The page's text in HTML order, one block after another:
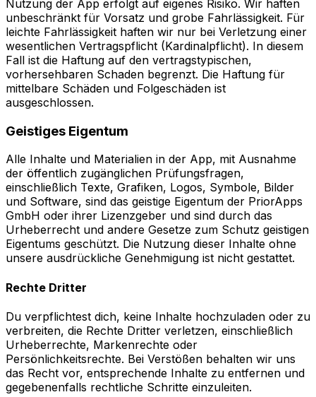
Nutzung der App erfolgt auf eigenes Risiko. Wir haften
unbeschränkt für Vorsatz und grobe Fahrlässigkeit. Für
leichte Fahrlässigkeit haften wir nur bei Verletzung einer
wesentlichen Vertragspflicht (Kardinalpflicht). In diesem
Fall ist die Haftung auf den vertragstypischen,
vorhersehbaren Schaden begrenzt. Die Haftung für
mittelbare Schäden und Folgeschäden ist
ausgeschlossen.
Geistiges Eigentum
Alle Inhalte und Materialien in der App, mit Ausnahme
der öffentlich zugänglichen Prüfungsfragen,
einschließlich Texte, Grafiken, Logos, Symbole, Bilder
und Software, sind das geistige Eigentum der PriorApps
GmbH oder ihrer Lizenzgeber und sind durch das
Urheberrecht und andere Gesetze zum Schutz geistigen
Eigentums geschützt. Die Nutzung dieser Inhalte ohne
unsere ausdrückliche Genehmigung ist nicht gestattet.
Rechte Dritter
Du verpflichtest dich, keine Inhalte hochzuladen oder zu
verbreiten, die Rechte Dritter verletzen, einschließlich
Urheberrechte, Markenrechte oder
Persönlichkeitsrechte. Bei Verstößen behalten wir uns
das Recht vor, entsprechende Inhalte zu entfernen und
gegebenenfalls rechtliche Schritte einzuleiten.